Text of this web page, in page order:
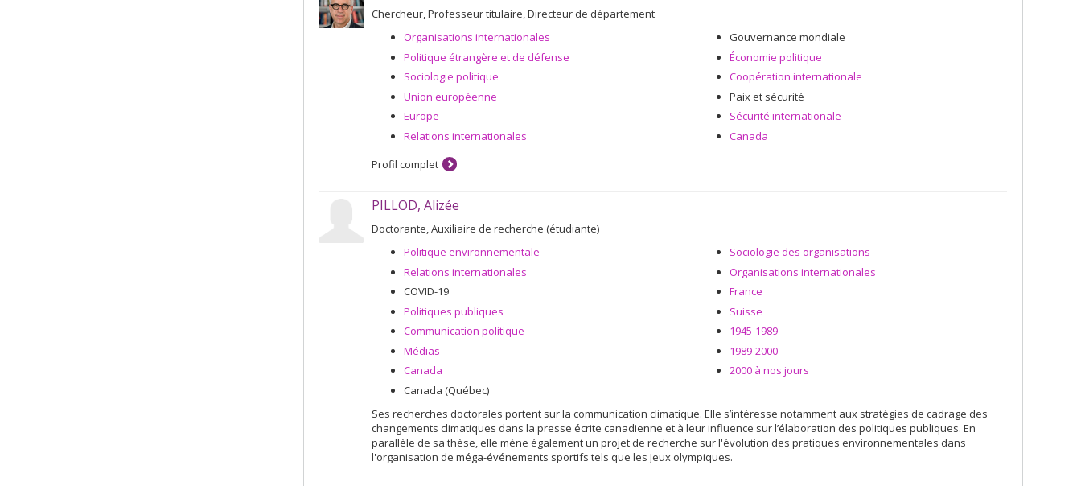
Chercheur, Professeur titulaire, Directeur de département
Organisations internationales
Politique étrangère et de défense
Sociologie politique
Union européenne
Europe
Relations internationales
Gouvernance mondiale
Économie politique
Coopération internationale
Paix et sécurité
Sécurité internationale
Canada
Profil complet
PILLOD, Alizée
Doctorante, Auxiliaire de recherche (étudiante)
Politique environnementale
Relations internationales
COVID-19
Politiques publiques
Communication politique
Médias
Canada
Canada (Québec)
Sociologie des organisations
Organisations internationales
France
Suisse
1945-1989
1989-2000
2000 à nos jours
Ses recherches doctorales portent sur la communication climatique. Elle s’intéresse notamment aux stratégies de cadrage des
changements climatiques dans la presse écrite canadienne et à leur influence sur l’élaboration des politiques publiques. En
parallèle de sa thèse, elle mène également un projet de recherche sur l'évolution des pratiques environnementales dans
l'organisation de méga-événements sportifs tels que les Jeux olympiques.